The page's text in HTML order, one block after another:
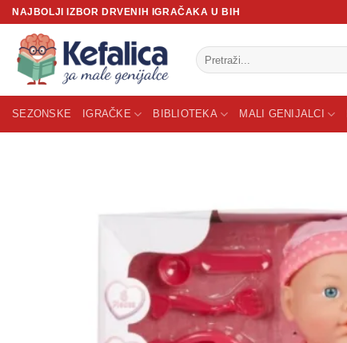
Skip
content
NAJBOLJI IZBOR DRVENIH IGRAČAKA U BIH
Pretraži:
SEZONSKE IGRAČKE BIBLIOTEKA MALI GENIJALCI